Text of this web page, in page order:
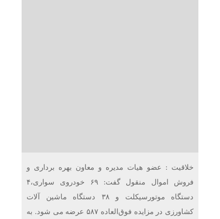
خلاقیت : عضو هیات مدیره و معاون بهره برداری و
فروش اموال منقول گفت: ۶۹ خودروی سواری،۴
دستگاه موتورسیکلت و ۳۸ دستگاه ماشین آلات
کشاورزی در مزایده فوق‌العاده ۵۸۷ عرضه می شود. به